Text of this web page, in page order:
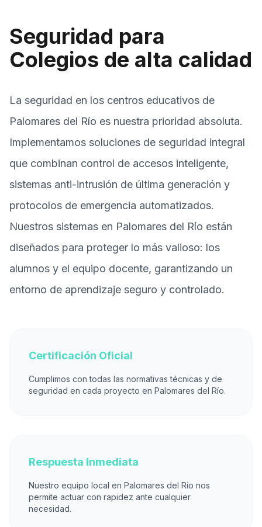
Seguridad para
Colegios de alta calidad
La seguridad en los centros educativos de
Palomares del Río es nuestra prioridad absoluta.
Implementamos soluciones de seguridad integral
que combinan control de accesos inteligente,
sistemas anti-intrusión de última generación y
protocolos de emergencia automatizados.
Nuestros sistemas en Palomares del Río están
diseñados para proteger lo más valioso: los
alumnos y el equipo docente, garantizando un
entorno de aprendizaje seguro y controlado.
Certificación Oficial
Cumplimos con todas las normativas técnicas y de
seguridad en cada proyecto en Palomares del Río.
Respuesta Inmediata
Nuestro equipo local en Palomares del Río nos
permite actuar con rapidez ante cualquier
necesidad.